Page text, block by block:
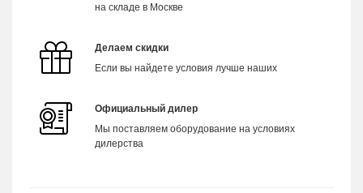
на складе в Москве
Делаем скидки
Если вы найдете условия лучше наших
Официальный дилер
Мы поставляем оборудование на условиях
дилерства